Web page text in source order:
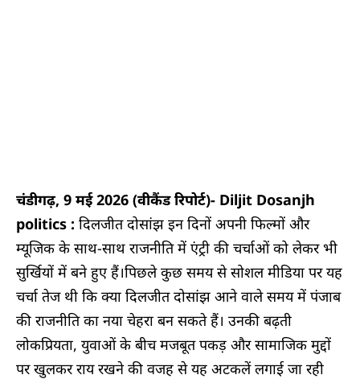
चंडीगढ़, 9 मई 2026 (वीकैंड रिपोर्ट)- Diljit Dosanjh
politics : दिलजीत दोसांझ इन दिनों अपनी फिल्मों और
म्यूजिक के साथ-साथ राजनीति में एंट्री की चर्चाओं को लेकर भी
सुर्खियों में बने हुए हैं।पिछले कुछ समय से सोशल मीडिया पर यह
चर्चा तेज थी कि क्या दिलजीत दोसांझ आने वाले समय में पंजाब
की राजनीति का नया चेहरा बन सकते हैं। उनकी बढ़ती
लोकप्रियता, युवाओं के बीच मजबूत पकड़ और सामाजिक मुद्दों
पर खुलकर राय रखने की वजह से यह अटकलें लगाई जा रही